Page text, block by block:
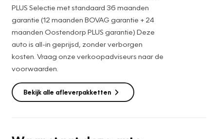
PLUS Selectie met standaard 36 maanden
garantie (12 maanden BOVAG garantie + 24
maanden Oostendorp PLUS garantie) Deze
auto is all-in geprijsd, zonder verborgen
kosten. Vraag onze verkoopadviseurs naar de
voorwaarden.
Bekijk alle afleverpakketten